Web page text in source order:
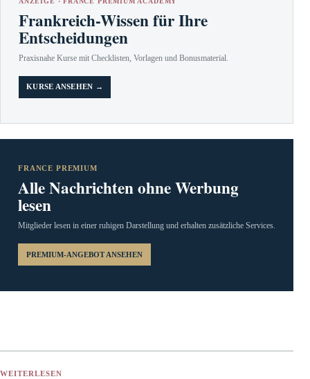
Frankreich-Wissen für Ihre
Entscheidungen
Praxisnahe Kurse mit Checklisten, Vorlagen und Bonusmaterial.
KURSE ANSEHEN →
FRANCE PREMIUM
Alle Nachrichten ohne Werbung
lesen
Mitglieder lesen in einer ruhigen Darstellung und erhalten zusätzliche Services.
PREMIUM-ANGEBOT ANSEHEN
WEITERLESEN